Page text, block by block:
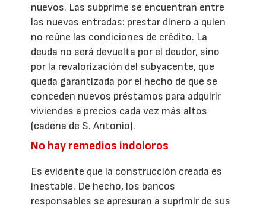
nuevos. Las subprime se encuentran entre
las nuevas entradas: prestar dinero a quien
no reúne las condiciones de crédito. La
deuda no será devuelta por el deudor, sino
por la revalorización del subyacente, que
queda garantizada por el hecho de que se
conceden nuevos préstamos para adquirir
viviendas a precios cada vez más altos
(cadena de S. Antonio).
No hay remedios indoloros
Es evidente que la construcción creada es
inestable. De hecho, los bancos
responsables se apresuran a suprimir de sus